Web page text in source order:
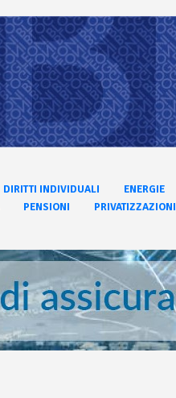
DIRITTI INDIVIDUALI ENERGIE
PENSIONI PRIVATIZZAZIONI